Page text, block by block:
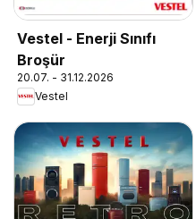
Vestel - Enerji Sınıfı
Broşür
20.07. - 31.12.2026
Vestel